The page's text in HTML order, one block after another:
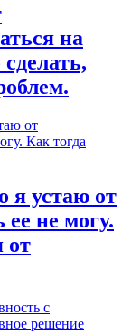
на
я устаю от
не могу.
от